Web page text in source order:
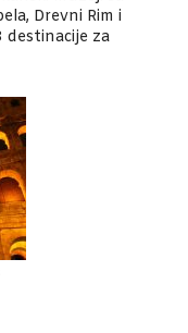
Drevni Rim i
destinacije za